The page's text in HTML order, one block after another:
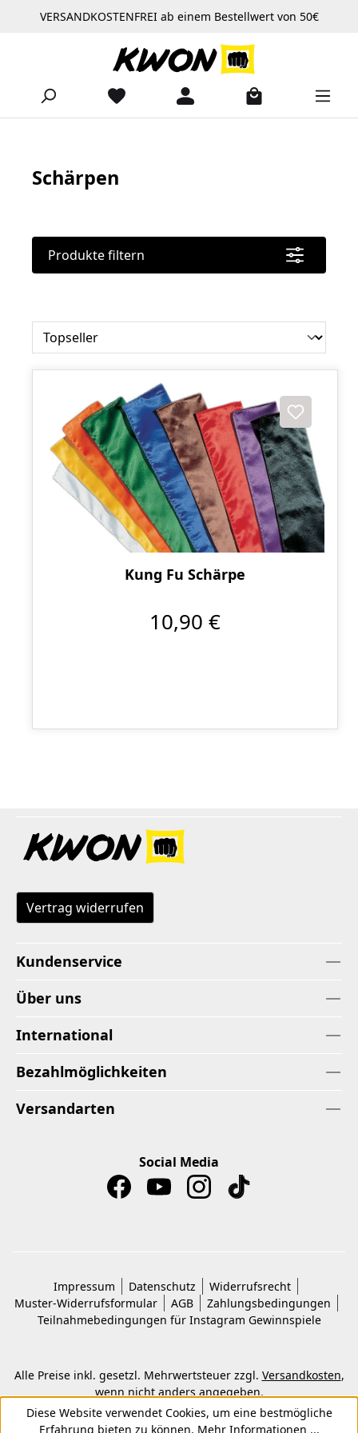
Zum Hauptinhalt springen
VERSANDKOSTENFREI ab einem Bestellwert von 50€
Schärpen
Produkte filtern
Kung Fu Schärpe
10,90 €
Vertrag widerrufen
Kundenservice
Über uns
International
Bezahlmöglichkeiten
Versandarten
Social Media
Impressum Datenschutz
Widerrufsrecht
Muster-Widerrufsformular
AGB
Zahlungsbedingungen
Teilnahmebedingungen für Instagram Gewinnspiele
Alle Preise inkl. gesetzl. Mehrwertsteuer zzgl. Versandkosten,
wenn nicht anders angegeben.
© 2026 Copyright © Kwon KG. Alle Rechte vorbehalten.
Diese Website verwendet Cookies, um eine bestmögliche
Erfahrung bieten zu können. Mehr Informationen ...